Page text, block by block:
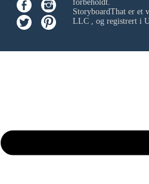
forbeholdt.
StoryboardThat er et
LLC, og registrert i